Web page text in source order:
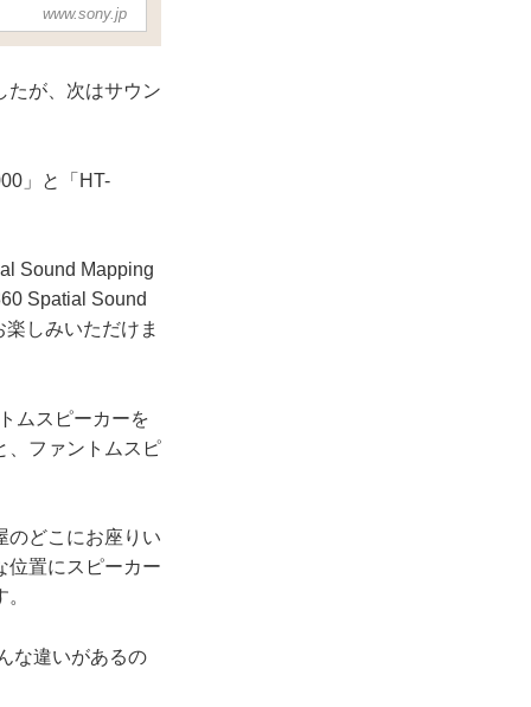
www.sony.jp
が、次はサウン
」と「HT-
Sound Mapping
Spatial Sound
しみいただけま
ムスピーカーを
、ファントムスピ
のどこにお座りい
位置にスピーカー
な違いがあるの